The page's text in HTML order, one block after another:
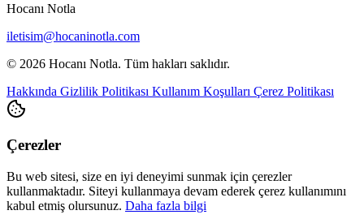
Hocanı Notla
iletisim@hocaninotla.com
© 2026 Hocanı Notla. Tüm hakları saklıdır.
Hakkında Gizlilik Politikası Kullanım Koşulları Çerez Politikası
Çerezler
Bu web sitesi, size en iyi deneyimi sunmak için çerezler
kullanmaktadır. Siteyi kullanmaya devam ederek çerez kullanımını
kabul etmiş olursunuz. Daha fazla bilgi